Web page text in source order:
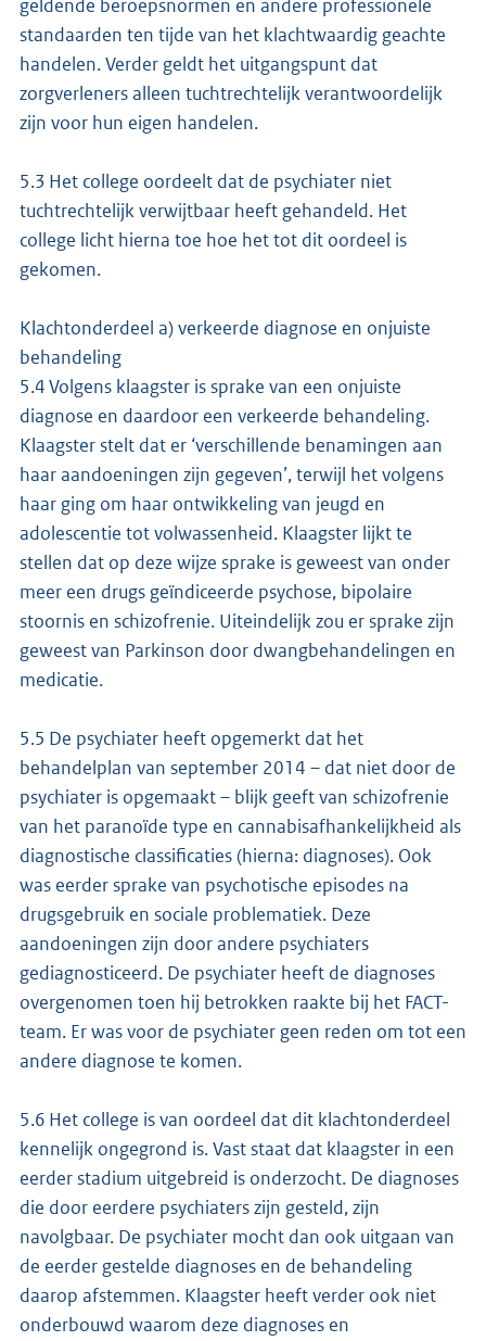
geldende beroepsnormen en andere professionele
standaarden ten tijde van het klachtwaardig geachte
handelen. Verder geldt het uitgangspunt dat
zorgverleners alleen tuchtrechtelijk verantwoordelijk
zijn voor hun eigen handelen.
5.3 Het college oordeelt dat de psychiater niet
tuchtrechtelijk verwijtbaar heeft gehandeld. Het
college licht hierna toe hoe het tot dit oordeel is
gekomen.
Klachtonderdeel a) verkeerde diagnose en onjuiste
behandeling
5.4 Volgens klaagster is sprake van een onjuiste
diagnose en daardoor een verkeerde behandeling.
Klaagster stelt dat er ‘verschillende benamingen aan
haar aandoeningen zijn gegeven’, terwijl het volgens
haar ging om haar ontwikkeling van jeugd en
adolescentie tot volwassenheid. Klaagster lijkt te
stellen dat op deze wijze sprake is geweest van onder
meer een drugs geïndiceerde psychose, bipolaire
stoornis en schizofrenie. Uiteindelijk zou er sprake zijn
geweest van Parkinson door dwangbehandelingen en
medicatie.
5.5 De psychiater heeft opgemerkt dat het
behandelplan van september 2014 – dat niet door de
psychiater is opgemaakt – blijk geeft van schizofrenie
van het paranoïde type en cannabisafhankelijkheid als
diagnostische classificaties (hierna: diagnoses). Ook
was eerder sprake van psychotische episodes na
drugsgebruik en sociale problematiek. Deze
aandoeningen zijn door andere psychiaters
gediagnosticeerd. De psychiater heeft de diagnoses
overgenomen toen hij betrokken raakte bij het FACT-
team. Er was voor de psychiater geen reden om tot een
andere diagnose te komen.
5.6 Het college is van oordeel dat dit klachtonderdeel
kennelijk ongegrond is. Vast staat dat klaagster in een
eerder stadium uitgebreid is onderzocht. De diagnoses
die door eerdere psychiaters zijn gesteld, zijn
navolgbaar. De psychiater mocht dan ook uitgaan van
de eerder gestelde diagnoses en de behandeling
daarop afstemmen. Klaagster heeft verder ook niet
onderbouwd waarom deze diagnoses en